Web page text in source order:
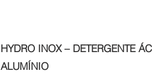
HYDRO INOX – DETERGENTE
ALUMÍNIO